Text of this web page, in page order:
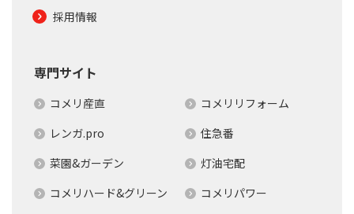
採用情報
専門サイト
コメリ産直
コメリリフォーム
レンガ.pro
住急番
菜園&ガーデン
灯油宅配
コメリハード&グリーン
コメリパワー